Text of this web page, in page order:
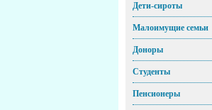
Дети-сироты
Малоимущие семьи
Доноры
Студенты
Пенсионеры